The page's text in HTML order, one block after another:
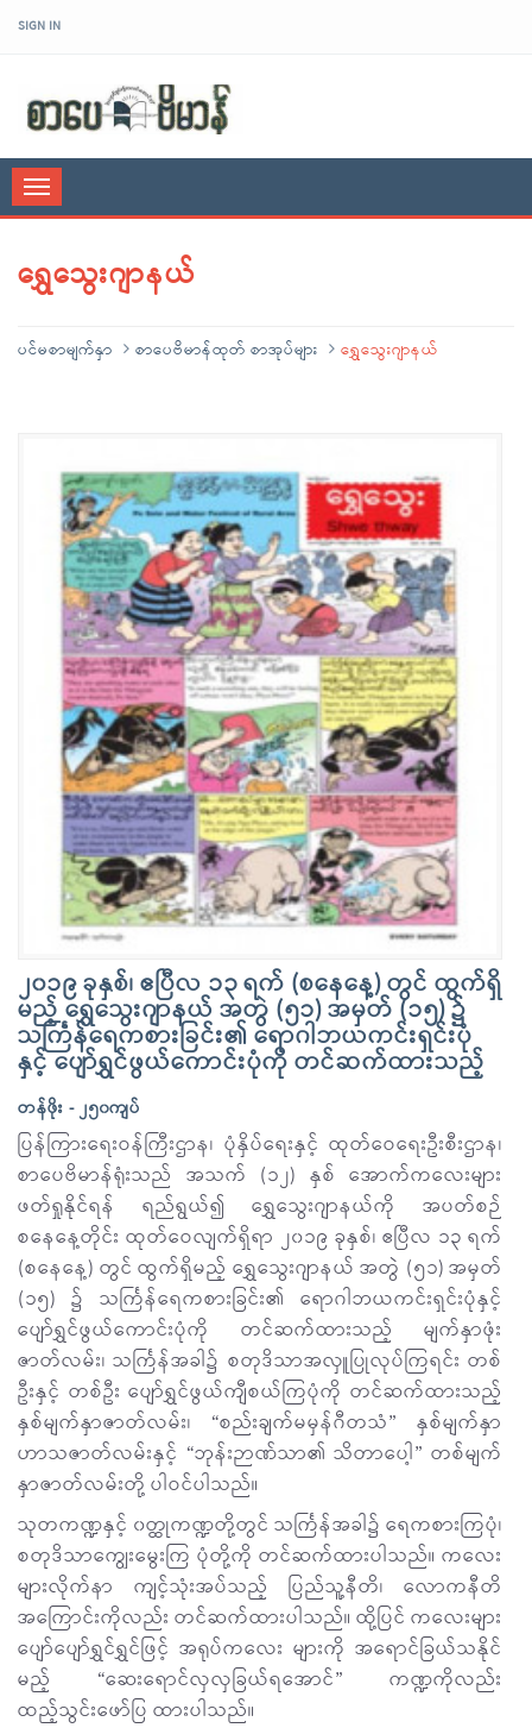
SIGN IN
Toggle
navigation
ရွှေသွေးဂျာနယ်
ပင်မစာမျက်နှာ စာပေဗိမာန်ထုတ် စာအုပ်များ ရွှေသွေးဂျာနယ်
၂၀၁၉ ခုနှစ်၊ ဧပြီလ ၁၃ ရက် (စနေနေ့) တွင် ထွက်ရှိ
မည့် ရွှေသွေးဂျာနယ် အတွဲ (၅၁) အမှတ် (၁၅) ၌
သင်္ကြန်ရေကစားခြင်း၏ ရောဂါဘယကင်းရှင်းပုံ
နှင့် ပျော်ရွှင်ဖွယ်ကောင်းပုံကို တင်ဆက်ထားသည့်
တန်ဖိုး - ၂၅၀ကျပ်
ပြန်ကြားရေးဝန်ကြီးဌာန၊ ပုံနှိပ်ရေးနှင့် ထုတ်ဝေရေးဦးစီးဌာန၊
စာပေဗိမာန်ရုံးသည် အသက် (၁၂) နှစ် အောက်ကလေးများ
ဖတ်ရှုနိုင်ရန် ရည်ရွယ်၍ ရွှေသွေးဂျာနယ်ကို အပတ်စဉ်
စနေနေ့တိုင်း ထုတ်ဝေလျက်ရှိရာ ၂၀၁၉ ခုနှစ်၊ ဧပြီလ ၁၃ ရက်
(စနေနေ့) တွင် ထွက်ရှိမည့် ရွှေသွေးဂျာနယ် အတွဲ (၅၁) အမှတ်
(၁၅) ၌ သင်္ကြန်ရေကစားခြင်း၏ ရောဂါဘယကင်းရှင်းပုံနှင့်
ပျော်ရွှင်ဖွယ်ကောင်းပုံကို တင်ဆက်ထားသည့် မျက်နှာဖုံး
ဇာတ်လမ်း၊ သင်္ကြန်အခါ၌ စတုဒိသာအလှူပြုလုပ်ကြရင်း တစ်
ဦးနှင့် တစ်ဦး ပျော်ရွှင်ဖွယ်ကျီစယ်ကြပုံကို တင်ဆက်ထားသည့်
နှစ်မျက်နှာဇာတ်လမ်း၊ “စည်းချက်မမှန်ဂီတသံ” နှစ်မျက်နှာ
ဟာသဇာတ်လမ်းနှင့် “ဘုန်းဉာဏ်သာ၏ သိတာပေါ့” တစ်မျက်
နှာဇာတ်လမ်းတို့ ပါဝင်ပါသည်။
သုတကဏ္ဍနှင့် ၀တ္ထုကဏ္ဍတို့တွင် သင်္ကြန်အခါ၌ ရေကစားကြပုံ၊
စတုဒိသာကျွေးမွေးကြ ပုံတို့ကို တင်ဆက်ထားပါသည်။ ကလေး
များလိုက်နာ ကျင့်သုံးအပ်သည့် ပြည်သူ့နီတိ၊ လောကနီတိ
အကြောင်းကိုလည်း တင်ဆက်ထားပါသည်။ ထို့ပြင် ကလေးများ
ပျော်ပျော်ရွှင်ရွှင်ဖြင့် အရုပ်ကလေး များကို အရောင်ခြယ်သနိုင်
မည့် “ဆေးရောင်လှလှခြယ်ရအောင်” ကဏ္ဍကိုလည်း
ထည့်သွင်းဖော်ပြ ထားပါသည်။